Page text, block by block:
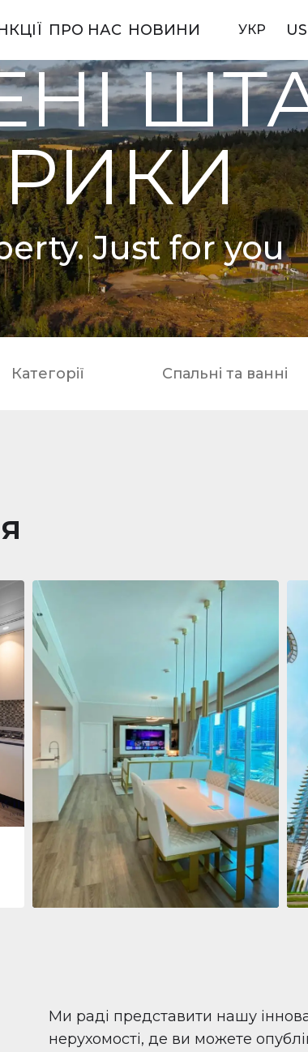
ПРО НАС НОВИНИ УКР
Just for you
Категорії Спальні та ванні
Квартира 708 447 $
Beauport Tower
Beauport Tower, Marina Promenade,
Dubai Marina, Dubai
96 м² 1
Ми раді представити нашу
нерухомості, де ви можете